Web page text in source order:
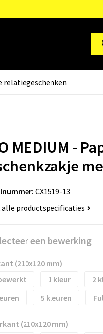
relatiegeschenken
MEDIUM -
CX1519-13
alle productspecificaties
een bewerking
(210x120 mm)
1 2
5
(210x120 mm)